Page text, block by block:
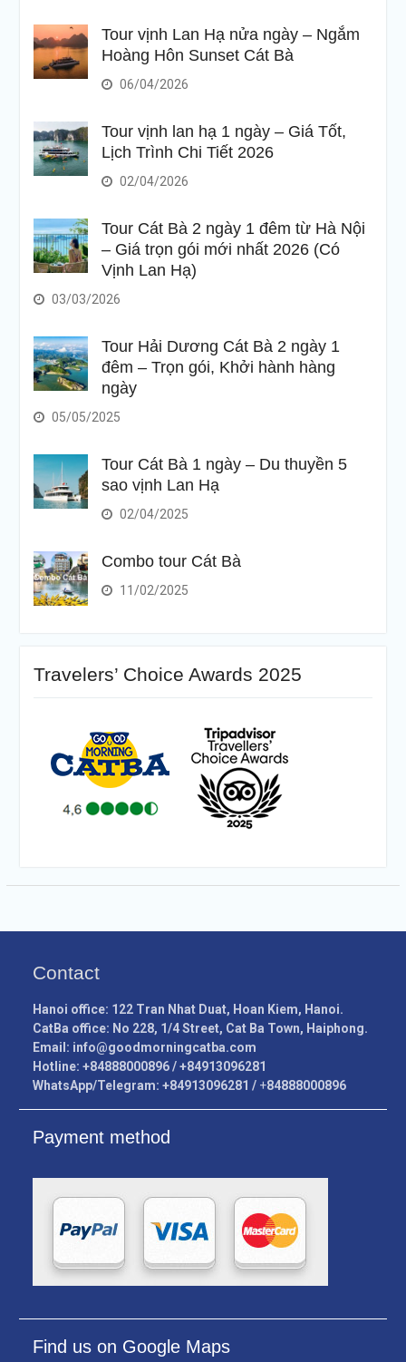
Tour vịnh Lan Hạ nửa ngày – Ngắm
Hoàng Hôn Sunset Cát Bà
06/04/2026
Tour vịnh lan hạ 1 ngày – Giá Tốt,
Lịch Trình Chi Tiết 2026
02/04/2026
Tour Cát Bà 2 ngày 1 đêm từ Hà Nội
– Giá trọn gói mới nhất 2026 (Có
Vịnh Lan Hạ)
03/03/2026
Tour Hải Dương Cát Bà 2 ngày 1
đêm – Trọn gói, Khởi hành hàng
ngày
05/05/2025
Tour Cát Bà 1 ngày – Du thuyền 5
sao vịnh Lan Hạ
02/04/2025
Combo tour Cát Bà
11/02/2025
Travelers’ Choice Awards 2025
Contact
Hanoi office: 122 Tran Nhat Duat, Hoan Kiem, Hanoi.
CatBa office: No 228, 1/4 Street, Cat Ba Town, Haiphong.
Email: info@goodmorningcatba.com
Hotline: +84888000896 / +84913096281
WhatsApp/Telegram: +84913096281 / +84888000896
Payment method
Find us on Google Maps